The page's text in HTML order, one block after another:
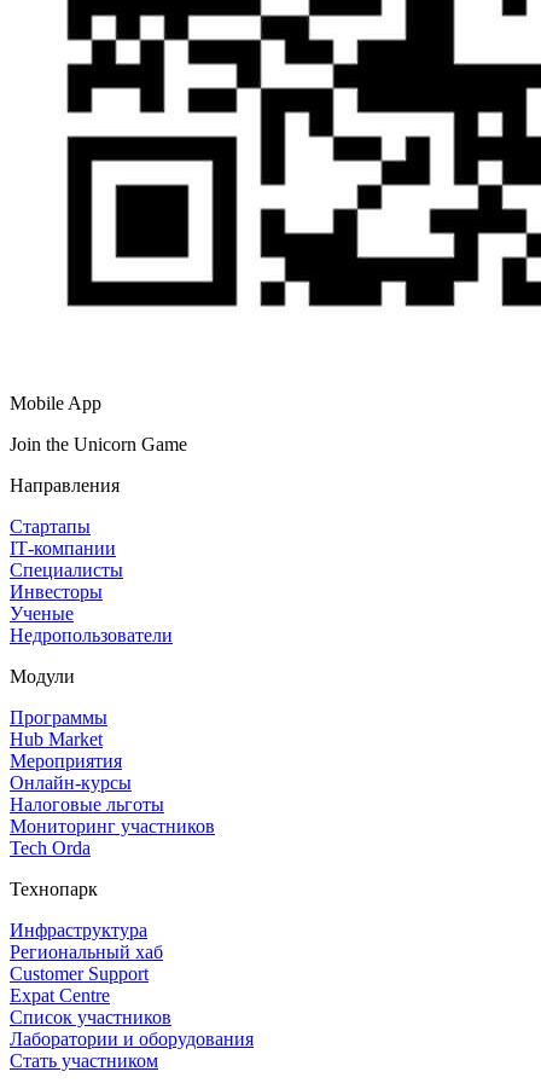
Mobile App
Join the Unicorn Game
Направления
Стартапы
IT‑компании
Специалисты
Инвесторы
Ученые
Недропользователи
Модули
Программы
Hub Market
Мероприятия
Онлайн‑курсы
Налоговые льготы
Мониторинг участников
Tech Orda
Технопарк
Инфраструктура
Региональный хаб
Customer Support
Expat Centre
Список участников
Лаборатории и оборудования
Стать участником